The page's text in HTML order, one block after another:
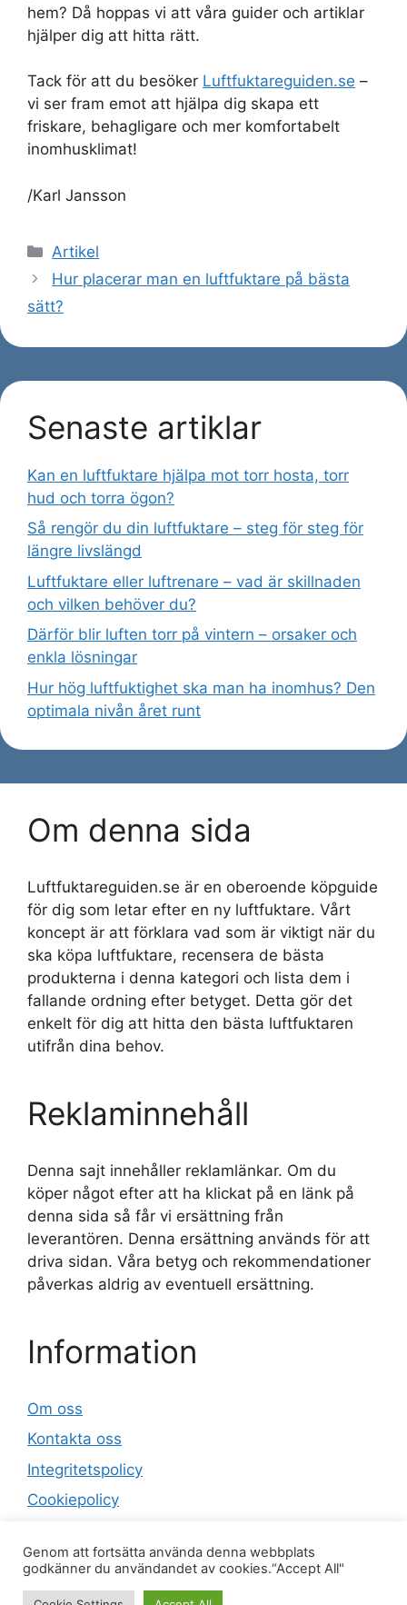
hem? Då hoppas vi att våra guider och artiklar
hjälper dig att hitta rätt.
Tack för att du besöker Luftfuktareguiden.se –
vi ser fram emot att hjälpa dig skapa ett
friskare, behagligare och mer komfortabelt
inomhusklimat!
/Karl Jansson
Kategorier
Artikel
Hur placerar man en luftfuktare på bästa
sätt?
Senaste artiklar
Kan en luftfuktare hjälpa mot torr hosta, torr
hud och torra ögon?
Så rengör du din luftfuktare – steg för steg för
längre livslängd
Luftfuktare eller luftrenare – vad är skillnaden
och vilken behöver du?
Därför blir luften torr på vintern – orsaker och
enkla lösningar
Hur hög luftfuktighet ska man ha inomhus? Den
optimala nivån året runt
Om denna sida
Luftfuktareguiden.se är en oberoende köpguide
för dig som letar efter en ny luftfuktare. Vårt
koncept är att förklara vad som är viktigt när du
ska köpa luftfuktare, recensera de bästa
produkterna i denna kategori och lista dem i
fallande ordning efter betyget. Detta gör det
enkelt för dig att hitta den bästa luftfuktaren
utifrån dina behov.
Reklaminnehåll
Denna sajt innehåller reklamlänkar. Om du
köper något efter att ha klickat på en länk på
denna sida så får vi ersättning från
leverantören. Denna ersättning används för att
driva sidan. Våra betyg och rekommendationer
påverkas aldrig av eventuell ersättning.
Information
Om oss
Kontakta oss
Integritetspolicy
Cookiepolicy
© 2026 Luftfuktareguiden.se
Genom att fortsätta använda denna webbplats
godkänner du användandet av cookies.“Accept All"